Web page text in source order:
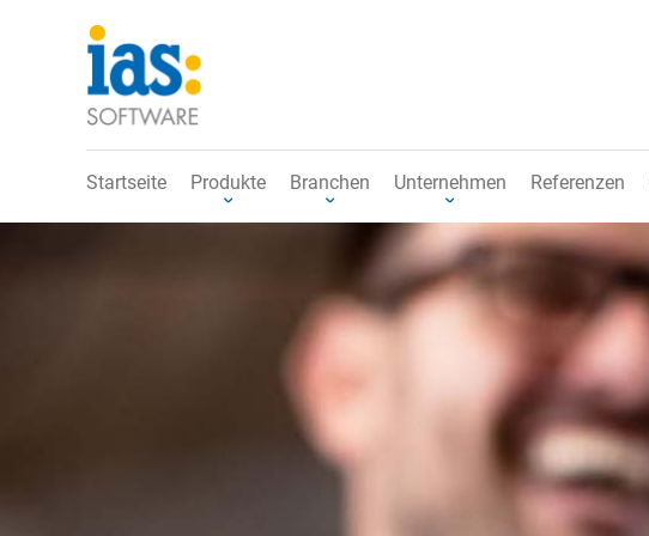
Startseite Produkte Branchen Unternehmen Referenzen